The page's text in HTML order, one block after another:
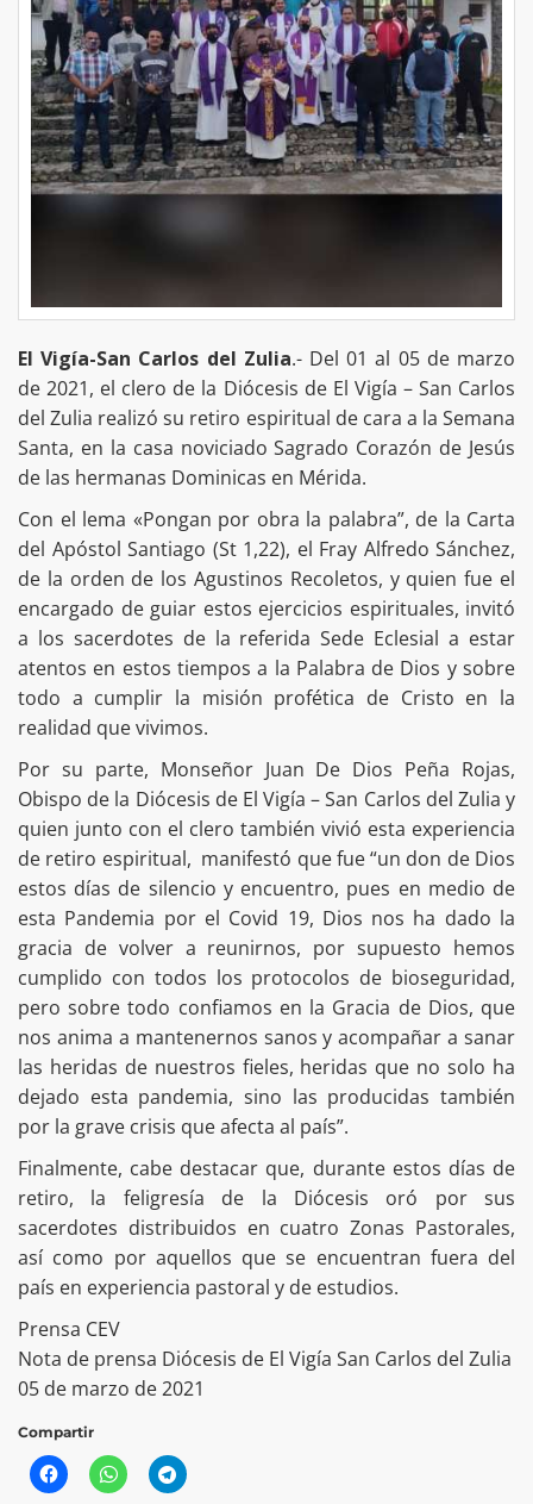
El Vigía-San Carlos del Zulia.- Del 01 al 05 de marzo
de 2021, el clero de la Diócesis de El Vigía – San Carlos
del Zulia realizó su retiro espiritual de cara a la Semana
Santa, en la casa noviciado Sagrado Corazón de Jesús
de las hermanas Dominicas en Mérida.
Con el lema «Pongan por obra la palabra”, de la Carta
del Apóstol Santiago (St 1,22), el Fray Alfredo Sánchez,
de la orden de los Agustinos Recoletos, y quien fue el
encargado de guiar estos ejercicios espirituales, invitó
a los sacerdotes de la referida Sede Eclesial a estar
atentos en estos tiempos a la Palabra de Dios y sobre
todo a cumplir la misión profética de Cristo en la
realidad que vivimos.
Por su parte, Monseñor Juan De Dios Peña Rojas,
Obispo de la Diócesis de El Vigía – San Carlos del Zulia y
quien junto con el clero también vivió esta experiencia
de retiro espiritual, manifestó que fue “un don de Dios
estos días de silencio y encuentro, pues en medio de
esta Pandemia por el Covid 19, Dios nos ha dado la
gracia de volver a reunirnos, por supuesto hemos
cumplido con todos los protocolos de bioseguridad,
pero sobre todo confiamos en la Gracia de Dios, que
nos anima a mantenernos sanos y acompañar a sanar
las heridas de nuestros fieles, heridas que no solo ha
dejado esta pandemia, sino las producidas también
por la grave crisis que afecta al país”.
Finalmente, cabe destacar que, durante estos días de
retiro, la feligresía de la Diócesis oró por sus
sacerdotes distribuidos en cuatro Zonas Pastorales,
así como por aquellos que se encuentran fuera del
país en experiencia pastoral y de estudios.
Prensa CEV
Nota de prensa Diócesis de El Vigía San Carlos del Zulia
05 de marzo de 2021
Compartir